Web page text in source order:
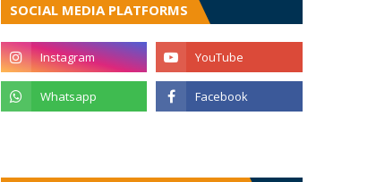
SOCIAL MEDIA PLATFORMS